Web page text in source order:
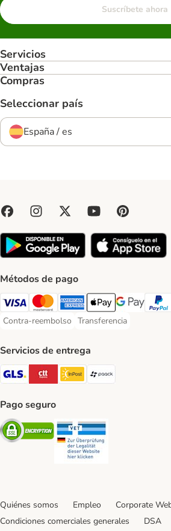
Suscríbete ahora
Servicios
Ventajas
Compras
Seleccionar país
España / es
Métodos de pago
Visa Payment Method
Mastercard Payment Method
American Express Payment
Apple Pay Payment
Google Pay
Contra-reembolso
Contra-reembolso Payment Method
Transferencia
Transferencia Payment
Servicios de entrega
GLS Shipping Method
CTTExpress Shipping Method
InPost Shipping
paack
Pago seguro
Security
Quiénes somos Empleo Corporate
Condiciones comerciales generales
DSA